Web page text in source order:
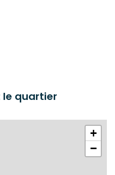
le quartier
+
−